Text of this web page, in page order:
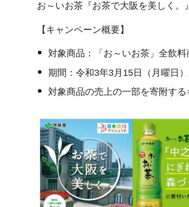
お～いお茶『お茶で大阪を美しく。
【キャンペーン概要】
対象商品：「お～いお茶」全飲料
期間：令和3年3月15日（月曜日
対象商品の売上の一部を寄附す